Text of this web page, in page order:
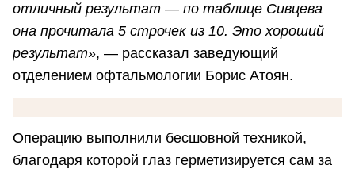
отличный результат — по таблице Сивцева
она прочитала 5 строчек из 10. Это хороший
результат», — рассказал заведующий
отделением офтальмологии Борис Атоян.
Операцию выполнили бесшовной техникой,
благодаря которой глаз герметизируется сам за